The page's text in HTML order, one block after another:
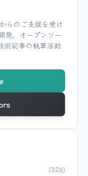
らのご支援を受け
発、オープンソー
術記事の執筆活動
(326)